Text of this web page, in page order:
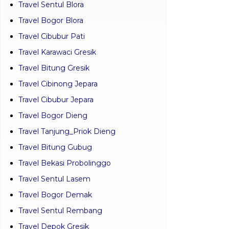
Pembayaran bea perjalanan
Bisa melalui :
BCA : 7960987921
Instagram :travele.id
Pos-pos Terbaru